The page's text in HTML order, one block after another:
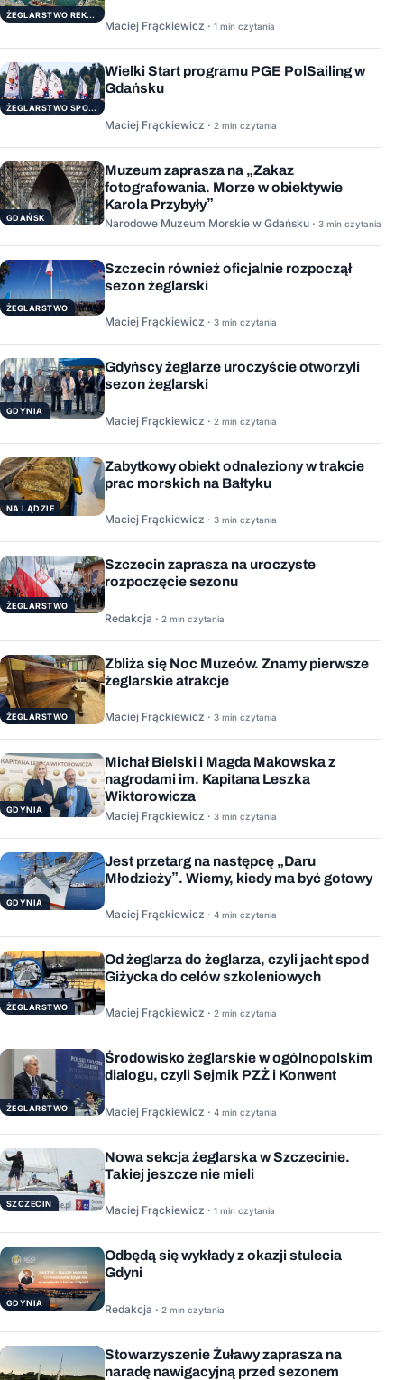
ŻEGLARSTWO REKERACYJNE
Maciej Frąckiewicz · 1 min czytania
ŻEGLARSTWO SPORTOWE
Wielki Start programu PGE PolSailing w
Gdańsku
Maciej Frąckiewicz · 2 min czytania
GDAŃSK
Muzeum zaprasza na „Zakaz
fotografowania. Morze w obiektywie
Karola Przybyły”
Narodowe Muzeum Morskie w Gdańsku · 3 min czytania
ŻEGLARSTWO
Szczecin również oficjalnie rozpoczął
sezon żeglarski
Maciej Frąckiewicz · 3 min czytania
GDYNIA
Gdyńscy żeglarze uroczyście otworzyli
sezon żeglarski
Maciej Frąckiewicz · 2 min czytania
NA LĄDZIE
Zabytkowy obiekt odnaleziony w trakcie
prac morskich na Bałtyku
Maciej Frąckiewicz · 3 min czytania
ŻEGLARSTWO
Szczecin zaprasza na uroczyste
rozpoczęcie sezonu
Redakcja · 2 min czytania
ŻEGLARSTWO
Zbliża się Noc Muzeów. Znamy pierwsze
żeglarskie atrakcje
Maciej Frąckiewicz · 3 min czytania
GDYNIA
Michał Bielski i Magda Makowska z
nagrodami im. Kapitana Leszka
Wiktorowicza
Maciej Frąckiewicz · 3 min czytania
GDYNIA
Jest przetarg na następcę „Daru
Młodzieży”. Wiemy, kiedy ma być gotowy
Maciej Frąckiewicz · 4 min czytania
ŻEGLARSTWO
Od żeglarza do żeglarza, czyli jacht spod
Giżycka do celów szkoleniowych
Maciej Frąckiewicz · 2 min czytania
ŻEGLARSTWO
Środowisko żeglarskie w ogólnopolskim
dialogu, czyli Sejmik PZŻ i Konwent
Maciej Frąckiewicz · 4 min czytania
SZCZECIN
Nowa sekcja żeglarska w Szczecinie.
Takiej jeszcze nie mieli
Maciej Frąckiewicz · 1 min czytania
GDYNIA
Odbędą się wykłady z okazji stulecia
Gdyni
Redakcja · 2 min czytania
Stowarzyszenie Żuławy zaprasza na
naradę nawigacyjną przed sezonem